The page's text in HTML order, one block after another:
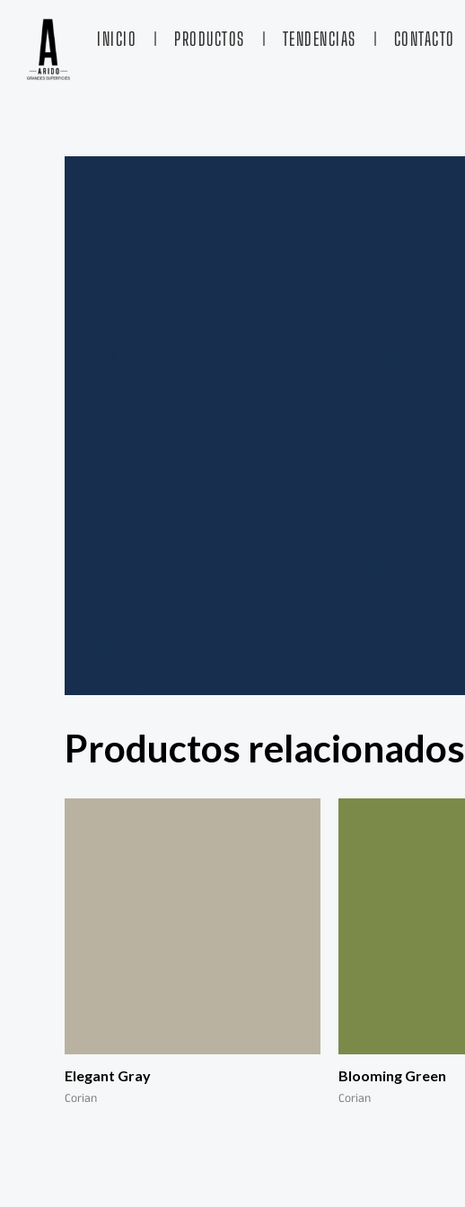
contenido
INICIO PRODUCTOS TENDENCIAS CONTACTO
Productos relacionados
Elegant Gray
Corian
Blooming Green
Corian